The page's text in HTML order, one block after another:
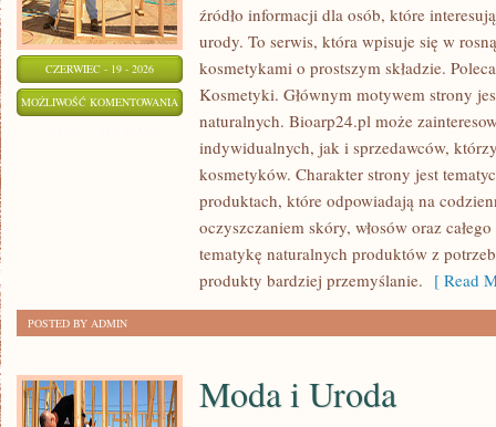
CZERWIEC - 19 - 2026
MOŻLIWOŚĆ KOMENTOWANIA PIELĘGNACJA
CIAŁA
WŁOSÓW
źródło informacji dla osób, które
urody. To serwis, która wpisuje się w
kosmetykami o prostszym składzie.
Kosmetyki. Głównym motywem strony
naturalnych. Bioarp24.pl może
indywidualnych, jak i sprzedawców,
kosmetyków. Charakter strony jest
produktach, które odpowiadają na
oczyszczaniem skóry, włosów oraz
tematykę naturalnych produktów z
produkty bardziej przemyślanie. [ Read
POSTED BY ADMIN
Moda i Uroda